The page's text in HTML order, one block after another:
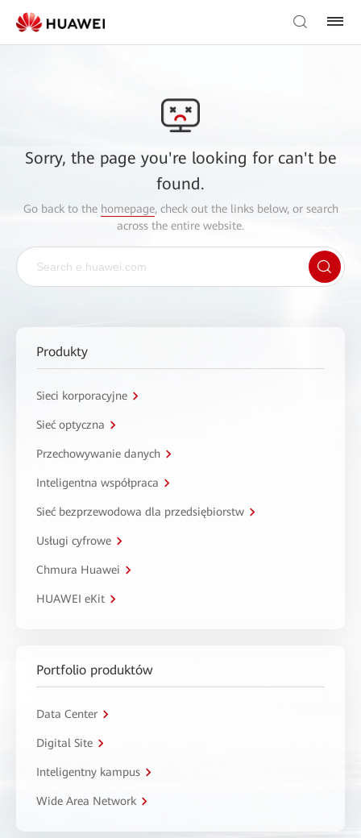
Sorry, the page you're looking for can't be
found.
Go back to the homepage, check out the links below, or search
across the entire website.
Produkty
Sieci korporacyjne
Sieć optyczna
Przechowywanie danych
Inteligentna współpraca
Sieć bezprzewodowa dla przedsiębiorstw
Usługi cyfrowe
Chmura Huawei
HUAWEI eKit
Portfolio produktów
Data Center
Digital Site
Inteligentny kampus
Wide Area Network